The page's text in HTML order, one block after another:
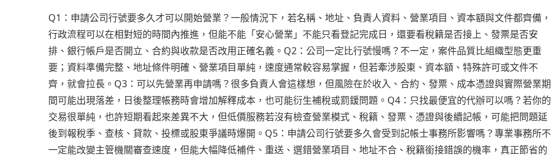
Q1：申請公司行號要多久才可以開始營業？一般情況下，若名稱、地址、負責人資料、營業項目、資本額與文件都齊備，
行政流程可以在相對短的時間內推進，但能不能「安心營業」不能只看登記完成日，還要看稅籍是否接上、發票是否安
排、銀行帳戶是否開立、合約與收款是否改用正確名義。Q2：公司一定比行號慢嗎？不一定，案件品質比組織型態更重
要；資料準備完整、地址條件明確、營業項目單純，速度通常較容易掌握，但若牽涉股東、資本額、特殊許可或文件不
齊，就會拉長。Q3：可以先營業再申請嗎？很多負責人會這樣想，但風險在於收入、合約、發票、成本憑證與實際營業期
間可能出現落差，日後整理帳務時會增加解釋成本，也可能衍生補稅或罰鍰問題。Q4：只找最便宜的代辦可以嗎？若你的
交易很單純，也許短期看起來差異不大，但低價服務若沒有檢查營業模式、稅籍、發票、憑證與後續記帳，可能把問題延
後到報稅季、查核、貸款、投標或股東爭議時爆開。Q5：申請公司行號要多久會受到記帳士事務所影響嗎？專業事務所不
一定能改變主管機關審查速度，但能大幅降低補件、重送、選錯營業項目、地址不合、稅籍銜接錯誤的機率，真正節省的